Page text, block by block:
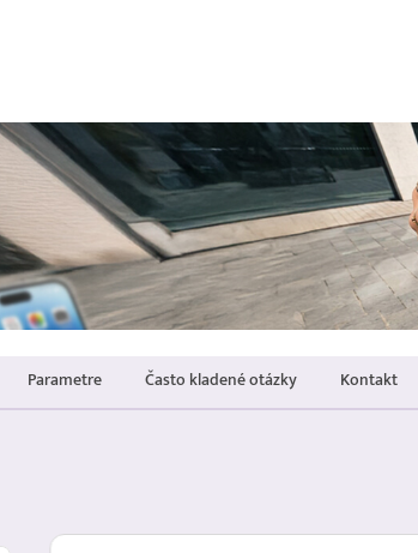
Parametre Často kladené otázky Kontakt